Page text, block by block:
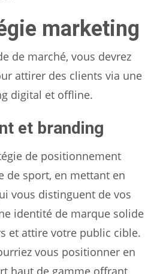
marketing
de marché, vous devrez
attirer des clients via une
digital et offline.
et branding
de positionnement
de sport, en mettant en
vous distinguent de vos
identité de marque solide
et attire votre public cible.
vous positionner en
haut de gamme offrant